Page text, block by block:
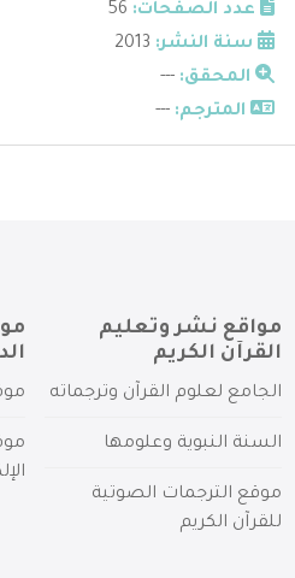
عدد الصفحات:
سنة النشر:
المحقق: ---
المترجم: ---
مواقع نشر وتعليم
القرآن الكريم
الجامع لعلوم القرآن وترجماته
السنة النبوية وعلومها
موقع الترجمات الصوتية
للقرآن الكريم